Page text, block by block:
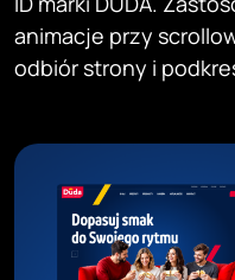
animacje przy
odbiór strony i